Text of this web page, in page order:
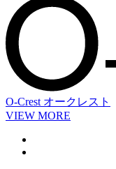
O-Crest オークレスト
VIEW MORE